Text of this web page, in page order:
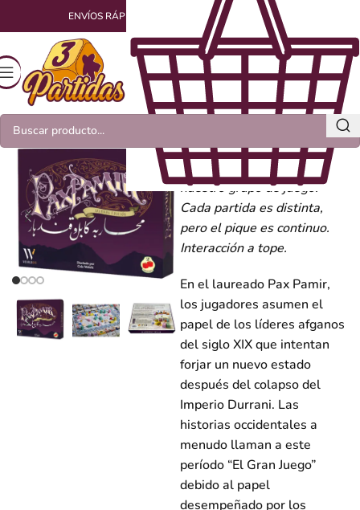
ENVÍOS RÁPIDOS Y EMPAQUETADOS CON AMOR
Pax Pamir
Un imprescindible
en
nuestro grupo de juego.
Cada partida es distinta,
pero el pique es continuo.
Interacción a tope.
En el laureado Pax Pamir,
los jugadores asumen el
papel de los líderes afganos
del siglo XIX que intentan
forjar un nuevo estado
después del colapso del
Imperio Durrani. Las
historias occidentales a
menudo llaman a este
período “El Gran Juego”
debido al papel
desempeñado por los